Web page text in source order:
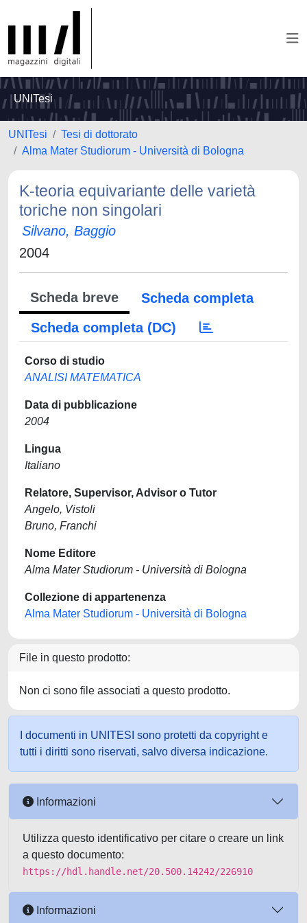
UNITesi
UNITesi
Tesi di dottorato
Alma Mater Studiorum - Università di Bologna
K-teoria equivariante delle varietà
toriche non singolari
Silvano, Baggio
2004
Scheda breve
Scheda completa
Scheda completa (DC)
Corso di studio
ANALISI MATEMATICA
Data di pubblicazione
2004
Lingua
Italiano
Relatore, Supervisor, Advisor o Tutor
Angelo, Vistoli
Bruno, Franchi
Nome Editore
Alma Mater Studiorum - Università di Bologna
Collezione di appartenenza
Alma Mater Studiorum - Università di Bologna
File in questo prodotto:
Non ci sono file associati a questo prodotto.
I documenti in UNITESI sono protetti da copyright e
tutti i diritti sono riservati, salvo diversa indicazione.
Informazioni
Utilizza questo identificativo per citare o creare un link
a questo documento:
https://hdl.handle.net/20.500.14242/226910
Informazioni